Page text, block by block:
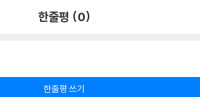
한줄평 (0)
한줄평 쓰기